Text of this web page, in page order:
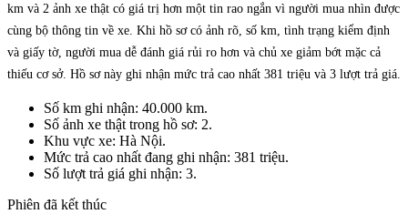
km và 2 ảnh xe thật có giá trị hơn một tin rao ngắn vì người mua nhìn được
cùng bộ thông tin về xe. Khi hồ sơ có ảnh rõ, số km, tình trạng kiểm định
và giấy tờ, người mua dễ đánh giá rủi ro hơn và chủ xe giảm bớt mặc cả
thiếu cơ sở. Hồ sơ này ghi nhận mức trả cao nhất 381 triệu và 3 lượt trả giá.
Số km ghi nhận: 40.000 km.
Số ảnh xe thật trong hồ sơ: 2.
Khu vực xe: Hà Nội.
Mức trả cao nhất đang ghi nhận: 381 triệu.
Số lượt trả giá ghi nhận: 3.
Phiên đã kết thúc